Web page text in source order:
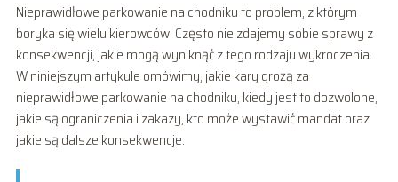
Nieprawidłowe parkowanie na chodniku to problem, z którym
boryka się wielu kierowców. Często nie zdajemy sobie sprawy z
konsekwencji, jakie mogą wyniknąć z tego rodzaju wykroczenia.
W niniejszym artykule omówimy, jakie kary grożą za
nieprawidłowe parkowanie na chodniku, kiedy jest to dozwolone,
jakie są ograniczenia i zakazy, kto może wystawić mandat oraz
jakie są dalsze konsekwencje.